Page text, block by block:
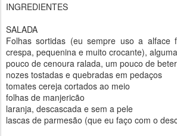
INGREDIENTES
SALADA
Folhas sortidas (eu sempre uso a
crespa, pequenina e muito crocante),
pouco de cenoura ralada, um pouco de
nozes tostadas e quebradas em pedaços
tomates cereja cortados ao meio
folhas de manjericão
laranja, descascada e sem a pele
lascas de parmesão (que eu faço com o